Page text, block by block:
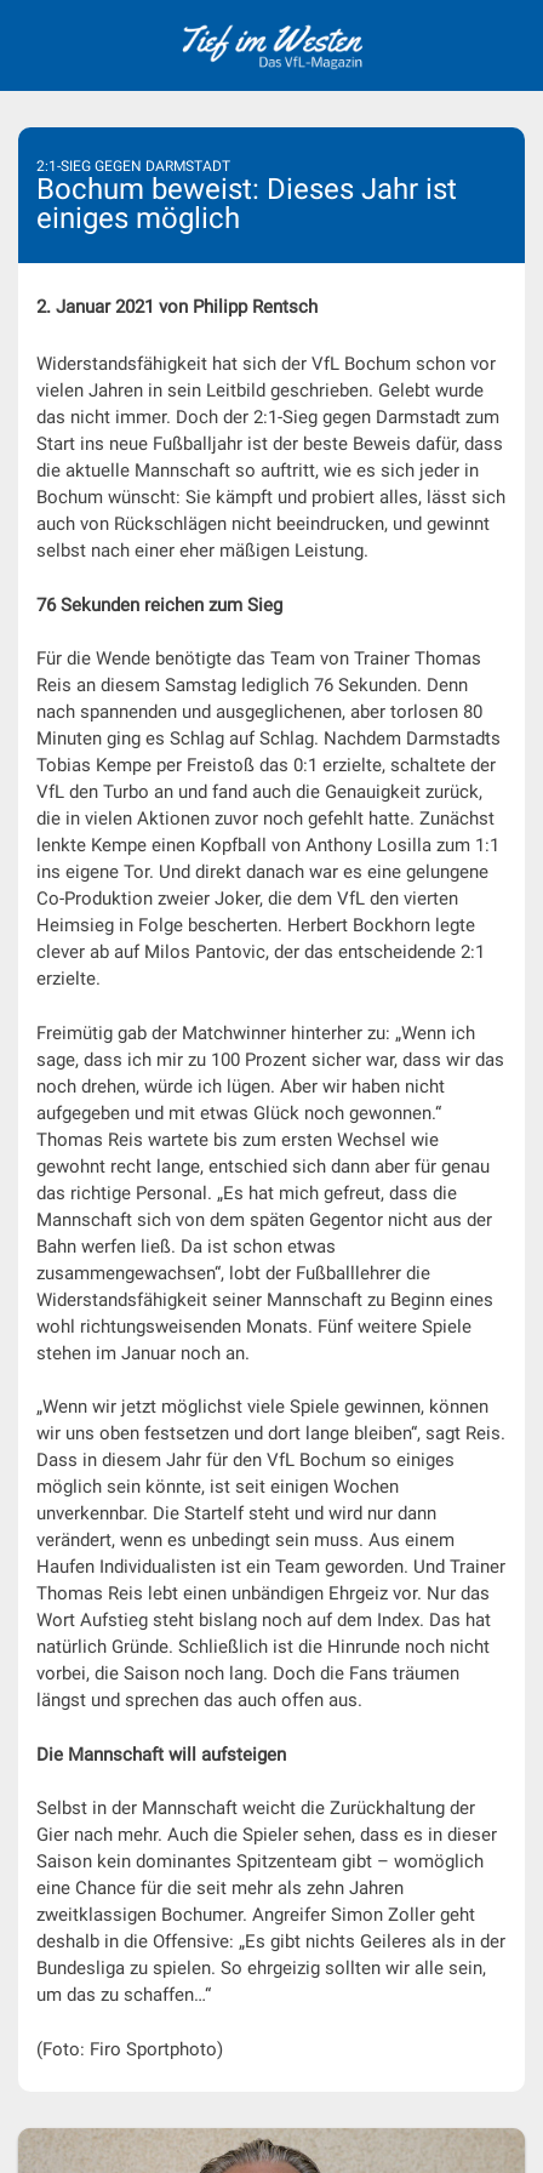
2:1-SIEG GEGEN DARMSTADT
Bochum beweist: Dieses Jahr ist
einiges möglich
2. Januar 2021 von Philipp Rentsch
Widerstandsfähigkeit hat sich der VfL Bochum schon vor
vielen Jahren in sein Leitbild geschrieben. Gelebt wurde
das nicht immer. Doch der 2:1-Sieg gegen Darmstadt zum
Start ins neue Fußballjahr ist der beste Beweis dafür, dass
die aktuelle Mannschaft so auftritt, wie es sich jeder in
Bochum wünscht: Sie kämpft und probiert alles, lässt sich
auch von Rückschlägen nicht beeindrucken, und gewinnt
selbst nach einer eher mäßigen Leistung.
76 Sekunden reichen zum Sieg
Für die Wende benötigte das Team von Trainer Thomas
Reis an diesem Samstag lediglich 76 Sekunden. Denn
nach spannenden und ausgeglichenen, aber torlosen 80
Minuten ging es Schlag auf Schlag. Nachdem Darmstadts
Tobias Kempe per Freistoß das 0:1 erzielte, schaltete der
VfL den Turbo an und fand auch die Genauigkeit zurück,
die in vielen Aktionen zuvor noch gefehlt hatte. Zunächst
lenkte Kempe einen Kopfball von Anthony Losilla zum 1:1
ins eigene Tor. Und direkt danach war es eine gelungene
Co-Produktion zweier Joker, die dem VfL den vierten
Heimsieg in Folge bescherten. Herbert Bockhorn legte
clever ab auf Milos Pantovic, der das entscheidende 2:1
erzielte.
Freimütig gab der Matchwinner hinterher zu: „Wenn ich
sage, dass ich mir zu 100 Prozent sicher war, dass wir das
noch drehen, würde ich lügen. Aber wir haben nicht
aufgegeben und mit etwas Glück noch gewonnen.“
Thomas Reis wartete bis zum ersten Wechsel wie
gewohnt recht lange, entschied sich dann aber für genau
das richtige Personal. „Es hat mich gefreut, dass die
Mannschaft sich von dem späten Gegentor nicht aus der
Bahn werfen ließ. Da ist schon etwas
zusammengewachsen“, lobt der Fußballlehrer die
Widerstandsfähigkeit seiner Mannschaft zu Beginn eines
wohl richtungsweisenden Monats. Fünf weitere Spiele
stehen im Januar noch an.
„Wenn wir jetzt möglichst viele Spiele gewinnen, können
wir uns oben festsetzen und dort lange bleiben“, sagt Reis.
Dass in diesem Jahr für den VfL Bochum so einiges
möglich sein könnte, ist seit einigen Wochen
unverkennbar. Die Startelf steht und wird nur dann
verändert, wenn es unbedingt sein muss. Aus einem
Haufen Individualisten ist ein Team geworden. Und Trainer
Thomas Reis lebt einen unbändigen Ehrgeiz vor. Nur das
Wort Aufstieg steht bislang noch auf dem Index. Das hat
natürlich Gründe. Schließlich ist die Hinrunde noch nicht
vorbei, die Saison noch lang. Doch die Fans träumen
längst und sprechen das auch offen aus.
Die Mannschaft will aufsteigen
Selbst in der Mannschaft weicht die Zurückhaltung der
Gier nach mehr. Auch die Spieler sehen, dass es in dieser
Saison kein dominantes Spitzenteam gibt – womöglich
eine Chance für die seit mehr als zehn Jahren
zweitklassigen Bochumer. Angreifer Simon Zoller geht
deshalb in die Offensive: „Es gibt nichts Geileres als in der
Bundesliga zu spielen. So ehrgeizig sollten wir alle sein,
um das zu schaffen…“
(Foto: Firo Sportphoto)